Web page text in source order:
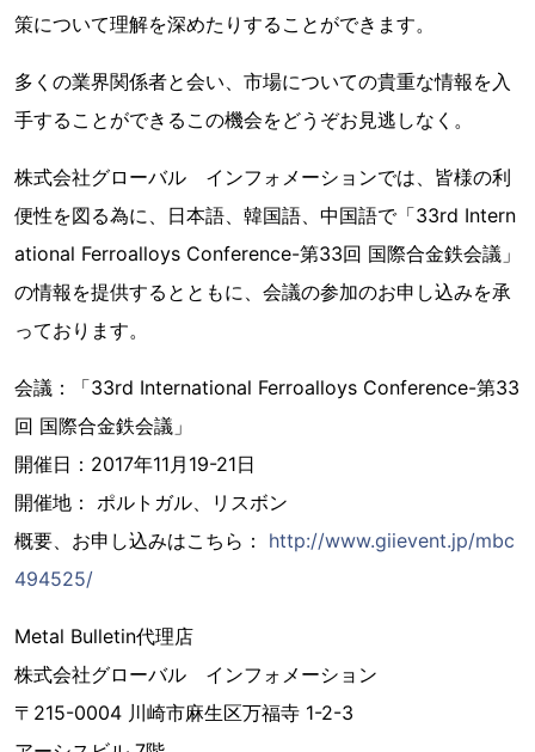
策について理解を深めたりすることができます。
多くの業界関係者と会い、市場についての貴重な情報を入
手することができるこの機会をどうぞお見逃しなく。
株式会社グローバル インフォメーションでは、皆様の利
便性を図る為に、日本語、韓国語、中国語で「33rd Intern
ational Ferroalloys Conference-第33回 国際合金鉄会議」
の情報を提供するとともに、会議の参加のお申し込みを承
っております。
会議：「33rd International Ferroalloys Conference-第33
回 国際合金鉄会議」
開催日：2017年11月19-21日
開催地： ポルトガル、リスボン
概要、お申し込みはこちら： http://www.giievent.jp/mbc
494525/
Metal Bulletin代理店
株式会社グローバル インフォメーション
〒215-0004 川崎市麻生区万福寺 1-2-3